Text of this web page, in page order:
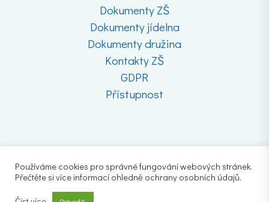
Dokumenty ZŠ
Dokumenty jídelna
Dokumenty družina
Kontakty ZŠ
GDPR
Přístupnost
Používáme cookies pro správné fungování webových stránek.
Přečtěte si více informací ohledně ochrany osobních údajů.